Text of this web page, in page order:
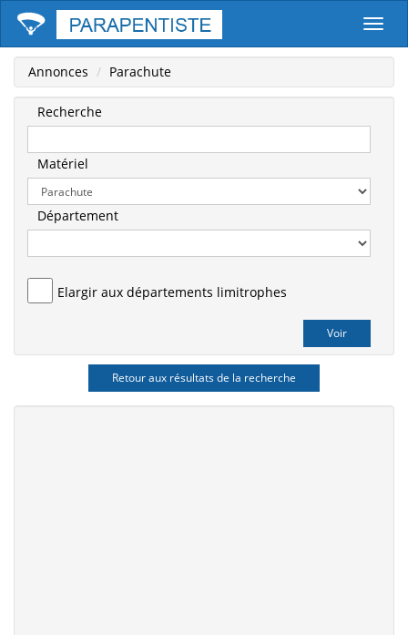
Annonces Parachute
Recherche
Matériel
Département
Elargir aux départements limitrophes
Retour aux résultats de la recherche